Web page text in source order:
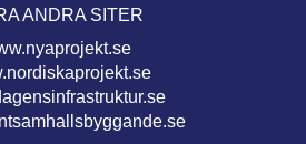
ANDRA SITER